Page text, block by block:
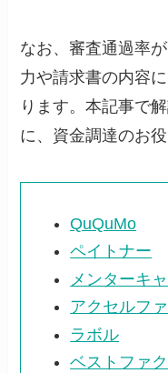
なお、審査通過率
力や請求書の内容
ります。本記事で
に、資金調達のお
QuQuMo
ペイトナー
メンターキ
アクセルフ
ラボル
ベストファ